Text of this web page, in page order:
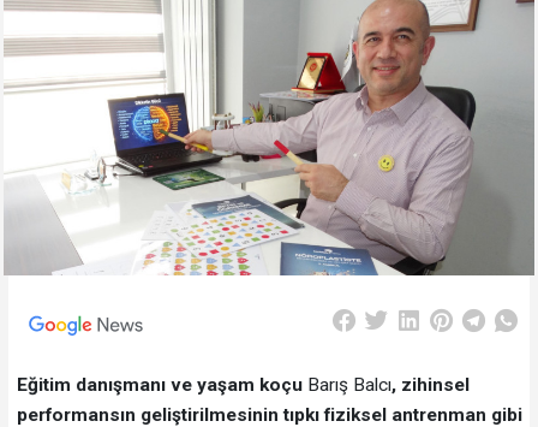
Eğitim danışmanı ve yaşam koçu Barış Balcı, zihinsel
performansın geliştirilmesinin tıpkı fiziksel antrenman gibi